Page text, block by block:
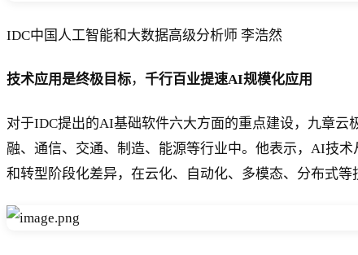
IDC中国人工智能和大数据高级分析师 李浩然
技术应用是终极目标， 千行百业提速AI规模化应用
对于IDC提出的AI基础软件六大方面的重点建设，九章云
融、通信、交通、制造、能源等行业中。他表示，AI技
和转型阶段化差异，在云化、自动化、多模态、分布式